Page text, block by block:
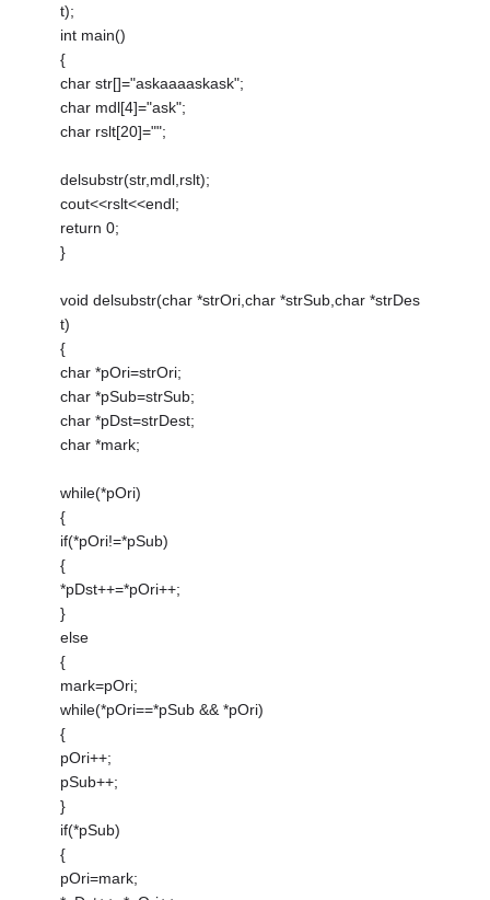
t);
int main()
{
char str[]="askaaaaskask";
char mdl[4]="ask";
char rslt[20]="";
delsubstr(str,mdl,rslt);
cout<<rslt<<endl;
return 0;
}
void delsubstr(char *strOri,char *strSub,char *strDes
t)
{
char *pOri=strOri;
char *pSub=strSub;
char *pDst=strDest;
char *mark;
while(*pOri)
{
if(*pOri!=*pSub)
{
*pDst++=*pOri++;
}
else
{
mark=pOri;
while(*pOri==*pSub && *pOri)
{
pOri++;
pSub++;
}
if(*pSub)
{
pOri=mark;